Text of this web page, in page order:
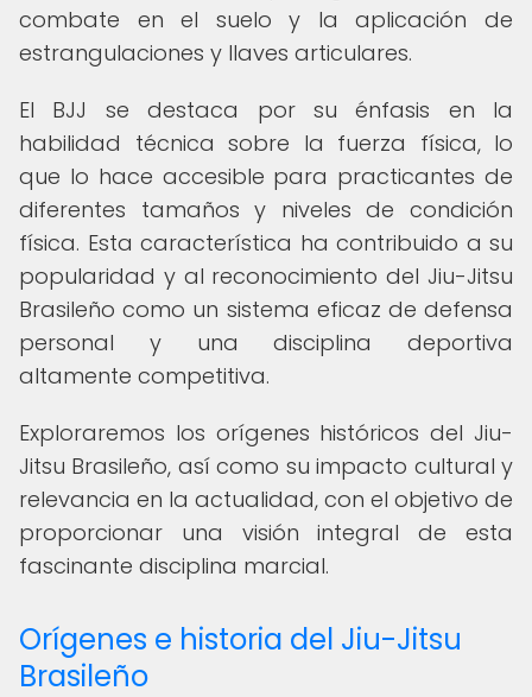
combate en el suelo y la aplicación de
estrangulaciones y llaves articulares.
El BJJ se destaca por su énfasis en la
habilidad técnica sobre la fuerza física, lo
que lo hace accesible para practicantes de
diferentes tamaños y niveles de condición
física. Esta característica ha contribuido a su
popularidad y al reconocimiento del Jiu-Jitsu
Brasileño como un sistema eficaz de defensa
personal y una disciplina deportiva
altamente competitiva.
Exploraremos los orígenes históricos del Jiu-
Jitsu Brasileño, así como su impacto cultural y
relevancia en la actualidad, con el objetivo de
proporcionar una visión integral de esta
fascinante disciplina marcial.
Orígenes e historia del Jiu-Jitsu
Brasileño